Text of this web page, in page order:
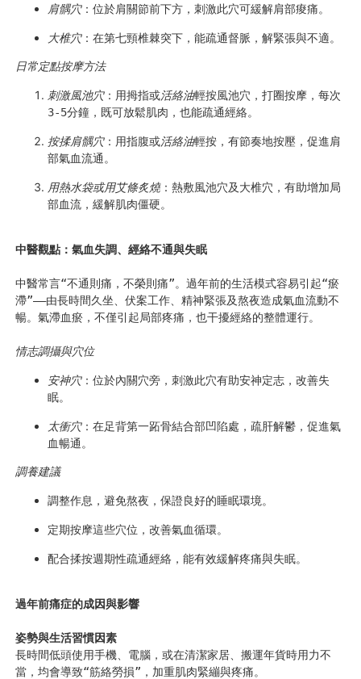
肩髃穴：位於肩關節前下方，刺激此穴可緩解肩部痠痛。
大椎穴：在第七頸椎棘突下，能疏通督脈，解緊張與不適。
日常定點按摩方法
刺激風池穴：用拇指或活絡油輕按風池穴，打圈按摩，每次
3-5分鐘，既可放鬆肌肉，也能疏通經絡。
按揉肩髃穴：用指腹或活絡油輕按，有節奏地按壓，促進肩
部氣血流通。
用熱水袋或用艾條炙燒：熱敷風池穴及大椎穴，有助增加局
部血流，緩解肌肉僵硬。
中醫觀點：氣血失調、經絡不通與失眠
中醫常言“不通則痛，不榮則痛”。過年前的生活模式容易引起“瘀
滯”——由長時間久坐、伏案工作、精神緊張及熬夜造成氣血流動不
暢。氣滯血瘀，不僅引起局部疼痛，也干擾經絡的整體運行。
情志調攝與穴位
安神穴：位於內關穴旁，刺激此穴有助安神定志，改善失
眠。
太衝穴：在足背第一跖骨結合部凹陷處，疏肝解鬱，促進氣
血暢通。
調養建議
調整作息，避免熬夜，保證良好的睡眠環境。
定期按摩這些穴位，改善氣血循環。
配合揉按週期性疏通經絡，能有效緩解疼痛與失眠。
過年前痛症的成因與影響
姿勢與生活習慣因素
長時間低頭使用手機、電腦，或在清潔家居、搬運年貨時用力不
當，均會導致“筋絡勞損”，加重肌肉緊繃與疼痛。